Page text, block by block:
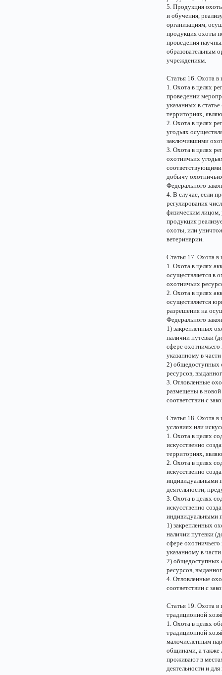
5. Продукция
и обучения,
организациям,
продукция охоты
проведения
образовательным
учреждениям.
Статья 16. Охота в
1. Охота в целях
проведении
указанных в
территориях,
2. Охота в целях
угодьях
заключившими
3. Охота в целях
охотничьих
соответствующими
добычу
Федерального
4. В случае, если
регулирования
физическим лицом,
продукция
охоты, или
ветеринарии.
Статья 17. Охота в
1. Охота в целях
осуществляется в
охотничьих
2. Охота в целях
осуществляется
разрешения на
Федерального
1) закрепленных
наличии путевки
сфере
указанному в
2) общедоступных
ресурсов,
3. Отловленные
размещены в новой
соответствии с
Статья 18. Охота в
условиях или
1. Охота в целях
искусственно
территориях,
2. Охота в целях
искусственно
индивидуальными
деятельности,
3. Охота в целях
искусственно
индивидуальными
1) закрепленных
наличии путевки
сфере
указанному в
2) общедоступных
ресурсов,
4. Отловленные
соответствии с
Статья 19. Охота в
традиционной
1. Охота в целях
традиционной
малочисленным
общинами, а также
проживают в
деятельности и